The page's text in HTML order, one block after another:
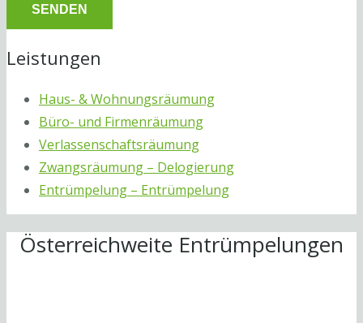
Leistungen
Haus- & Wohnungsräumung
Büro- und Firmenräumung
Verlassenschaftsräumung
Zwangsräumung – Delogierung
Entrümpelung – Entrümpelung
Österreichweite Entrümpelungen